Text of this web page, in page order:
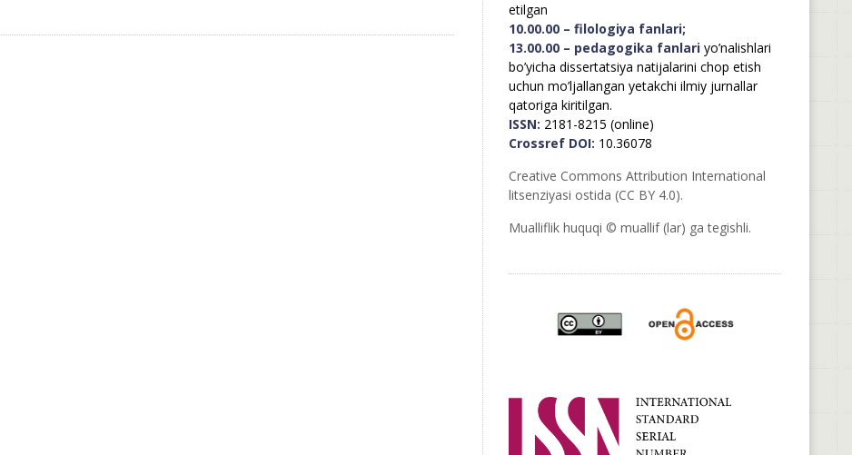
etilgan
10.00.00 – filologiya fanlari;
13.00.00 – pedagogika fanlariyo’nalishlari
bo’yicha dissertatsiya natijalarini chop etish
uchun mo’ljallangan yetakchi ilmiy jurnallar
qatoriga kiritilgan.
ISSN: 2181-8215 (online)
Crossref DOI: 10.36078
Creative Commons Attribution International
litsenziyasi ostida (CC BY 4.0).
Mualliflik huquqi © muallif (lar) ga tegishli.